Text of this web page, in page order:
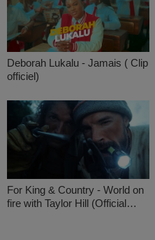
Deborah Lukalu - Jamais ( Clip
officiel)
For King & Country - World on
fire with Taylor Hill (Official